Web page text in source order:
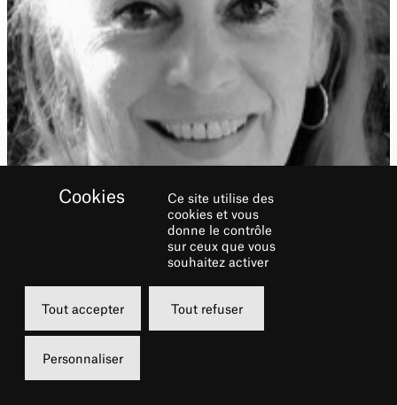
Née à Paris dans une famille de musiciens,
Ce site utilise des
cookies et vous
donne le contrôle
sur ceux que vous
souhaitez activer
Tout accepter Tout refuser
Personnaliser